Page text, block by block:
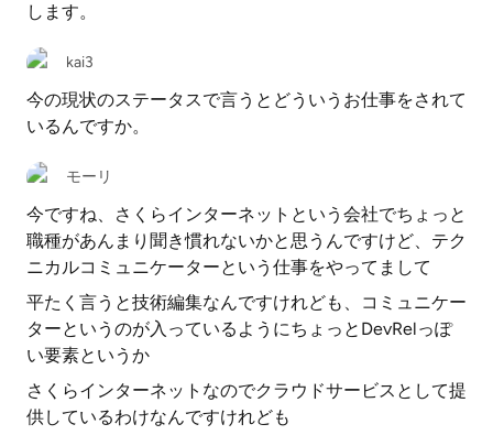
します。
kai3
今の現状のステータスで言うとどういうお仕事をされて
いるんですか。
モーリ
今ですね、さくらインターネットという会社でちょっと
職種があんまり聞き慣れないかと思うんですけど、テク
ニカルコミュニケーターという仕事をやってまして
平たく言うと技術編集なんですけれども、コミュニケー
ターというのが入っているようにちょっとDevRelっぽ
い要素というか
さくらインターネットなのでクラウドサービスとして提
供しているわけなんですけれども